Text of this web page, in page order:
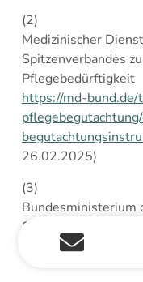
(2)
Medizinischer
Spitzenverbandes
Pflegebedürftigkeit
https://md-
26.02.2025)
(3)
Bundesministerium
Sozialgesetzbuch
Pflegegrad 1